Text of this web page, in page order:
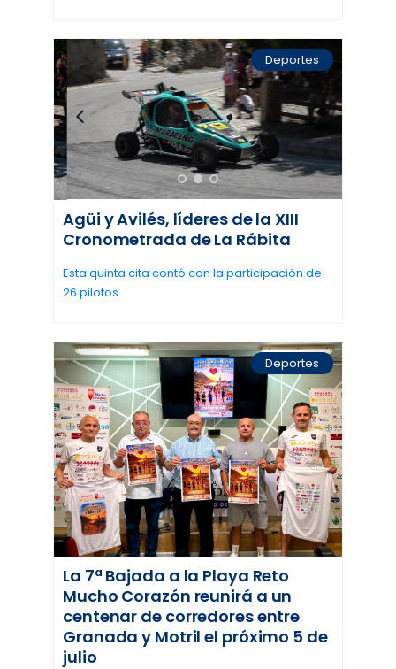
Deportes
Agüi y Avilés, líderes de la XIII
Cronometrada de La Rábita
Esta quinta cita contó con la participación de
26 pilotos
Deportes
La 7ª Bajada a la Playa Reto
Mucho Corazón reunirá a un
centenar de corredores entre
Granada y Motril el próximo 5 de
julio